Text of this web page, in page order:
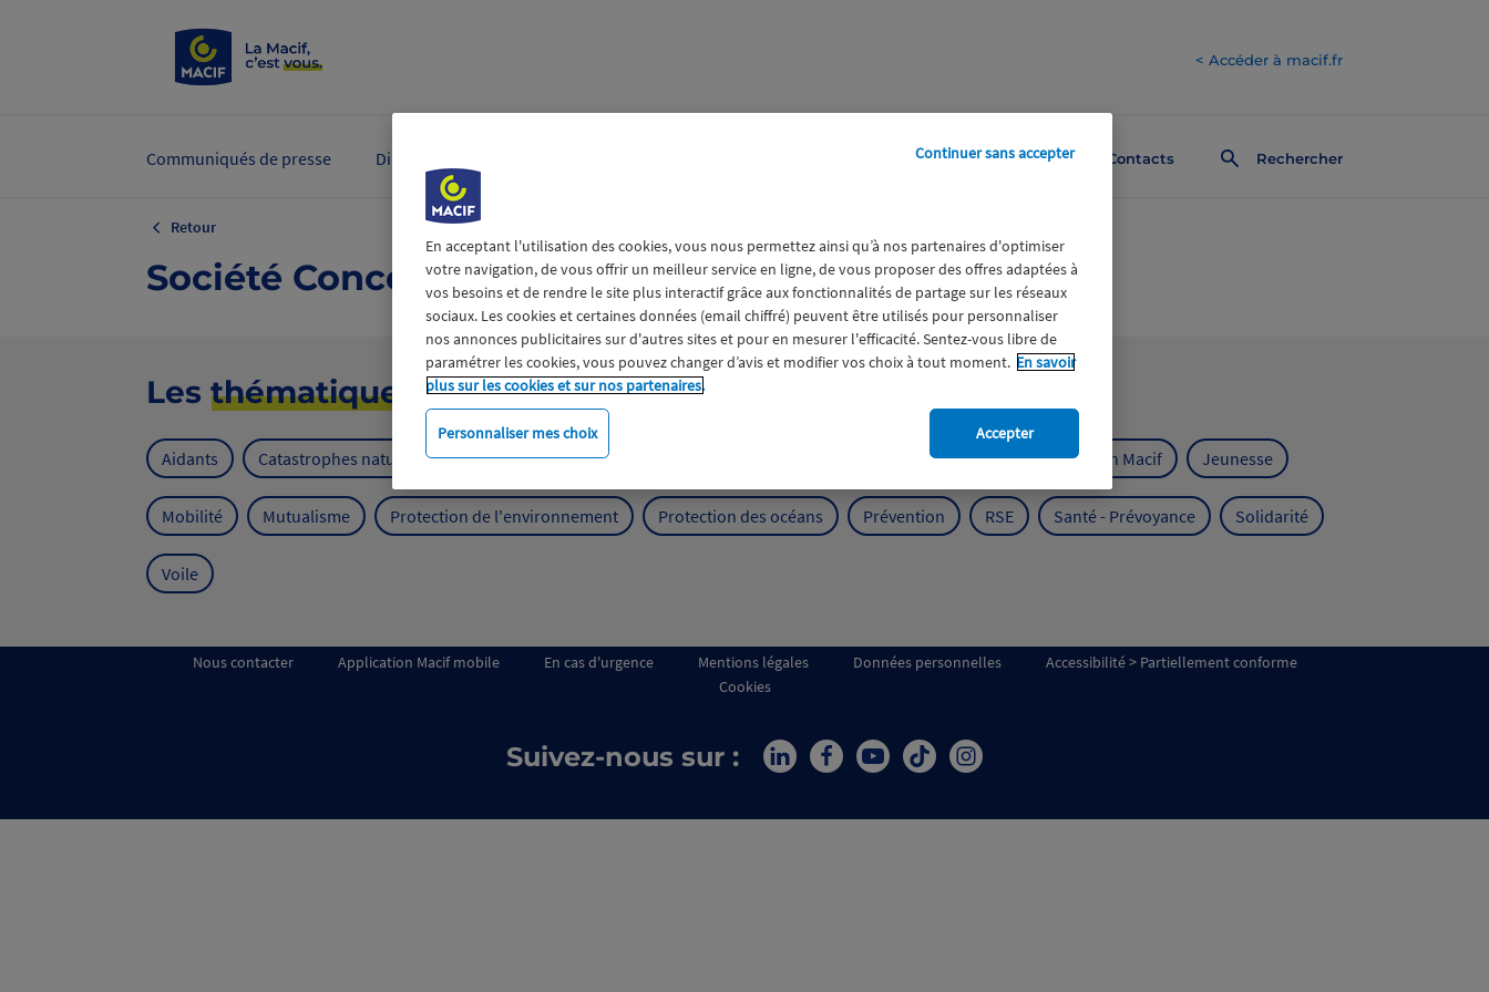
< Accéder à macif.fr
Contacts Rechercher
Communiqués de presse Dirigeants et experts
Retour
Société Concerts
Les thématiques
Aidants Catastrophes naturelles Climat Engagement Expérience clients Fondation Macif Jeunesse
Mobilité Mutualisme Protection de l'environnement Protection des océans Prévention RSE Santé - Prévoyance Solidarité
Voile
Nous contacter Application Macif mobile En cas d'urgence Mentions légales Données personnelles
Accessibilité > Partiellement conforme
Cookies
Suivez-nous sur :
En acceptant l'utilisation des cookies, vous nous permettez ainsi qu’à nos partenaires d'optimiser
votre navigation, de vous offrir un meilleur service en ligne, de vous proposer des offres adaptées à
vos besoins et de rendre le site plus interactif grâce aux fonctionnalités de partage sur les réseaux
sociaux. Les cookies et certaines données (email chiffré) peuvent être utilisés pour personnaliser
nos annonces publicitaires sur d'autres sites et pour en mesurer l'efficacité. Sentez-vous libre de
paramétrer les cookies, vous pouvez changer d’avis et modifier vos choix à tout moment. En savoir
plus sur les cookies et sur nos partenaires.
Personnaliser mes choix
Continuer sans accepter
Accepter